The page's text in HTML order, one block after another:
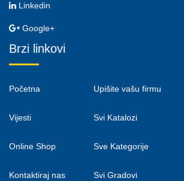
Linkedin
Google+
Brzi linkovi
Početna
Vijesti
Online Shop
Kontaktiraj nas
Upišite vašu firmu
Svi Katalozi
Sve Kategorije
Svi Gradovi